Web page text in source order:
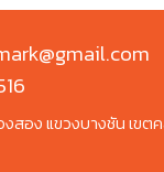
สอง แขวงบางชัน เขต